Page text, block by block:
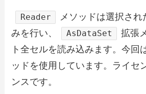
Reader
メソッドは選択さ
みを行い、
AsDataSet
拡張
ト全セルを読み込みます。今回
ッドを使用しています。ライセ
ンスです。